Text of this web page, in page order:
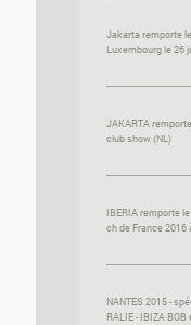
Jakarta remporte
Luxembourg le 26
JAKARTA
club show (NL)
IBERIA remporte
ch de France 2016
NANTES 2015 -
RALIE - IBIZA BOB